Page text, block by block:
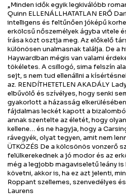
„Minden idők egyik legkiválóbb
Quinn ELLENÁLLHATATLAN ERŐ
intelligens és feltűnően jóképű
erkölcsű nőszemélyek ágyba vitele
írása közt osztja meg. Az előkelő
különösen unalmasnak találja. De a
Haywardban mégis van valami
tökéletes. A csillogó, sima felszín
sejt, s nem tud ellenállni a
az. RENDÍTHETETLEN AKADÁLY
elbűvölő és szívélyes, hogy senki
gyakorlott a házasság
fájdalmas leckét kapott a
annak szentelte az életét, hogy
kellene… és ne hagyja, hogy a
rávegyék, olyat tegyen, amit nem
ÜTKÖZÉS De a kölcsönös vonzerő
felülkerekednek a jó modor és az
még a legjobb magaviseletű leány
követni, akkor is, ha ez azt jelenti,
Roppant szellemes, szenvedélyes
Laurens